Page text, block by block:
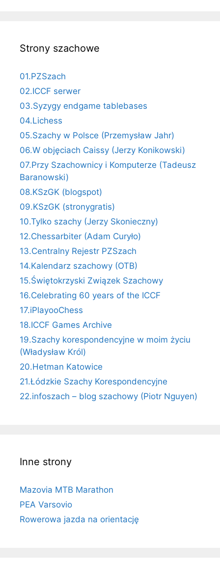
Strony szachowe
01.PZSzach
02.ICCF serwer
03.Syzygy endgame tablebases
04.Lichess
05.Szachy w Polsce (Przemysław Jahr)
06.W objęciach Caissy (Jerzy Konikowski)
07.Przy Szachownicy i Komputerze (Tadeusz
Baranowski)
08.KSzGK (blogspot)
09.KSzGK (stronygratis)
10.Tylko szachy (Jerzy Skonieczny)
12.Chessarbiter (Adam Curyło)
13.Centralny Rejestr PZSzach
14.Kalendarz szachowy (OTB)
15.Świętokrzyski Związek Szachowy
16.Celebrating 60 years of the ICCF
17.iPlayooChess
18.ICCF Games Archive
19.Szachy korespondencyjne w moim życiu
(Władysław Król)
20.Hetman Katowice
21.Łódzkie Szachy Korespondencyjne
22.infoszach – blog szachowy (Piotr Nguyen)
Inne strony
Mazovia MTB Marathon
PEA Varsovio
Rowerowa jazda na orientację